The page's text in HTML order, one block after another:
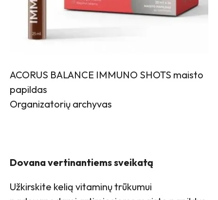
ACORUS BALANCE IMMUNO SHOTS maisto
papildas
Organizatorių archyvas
Dovana vertinantiems sveikatą
Užkirskite kelią vitaminų trūkumui